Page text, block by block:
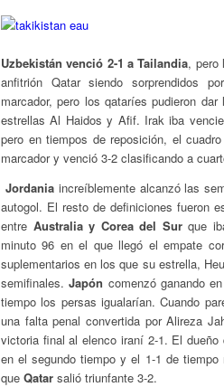
Uzbekistán venció 2-1 a Tailandia, pero
anfitrión Qatar siendo sorprendidos por
marcador, pero los qataríes pudieron
estrellas Al Haidos y Afif. Irak iba
pero en tiempos de reposición, el
marcador y venció 3-2 clasificando a
Jordaniaincreíblemente alcanzó las
autogol. El resto de definiciones fueron
entre Australia y Corea del Surque
minuto 96 en el que llegó el empate
suplementarios en los que su estrella,
semifinales.Japón comenzó ganando
tiempo los persas igualarían. Cuando
una falta penal convertida por Alireza
victoria final al elenco iraní 2-1. El
en el segundo tiempo y el 1-1 de
que Qatar salió triunfante 3-2.